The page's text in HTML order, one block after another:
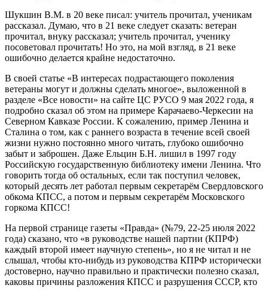
Шукшин В.М. в 20 веке писал: учитель прочитал, ученикам
рассказал. Думаю, что в 21 веке следует сказать: ветеран
прочитал, внуку рассказал; учитель прочитал, ученику
посоветовал прочитать! Но это, на мой взгляд, в 21 веке
ошибочно делается крайне недостаточно.
В своей статье «В интересах подрастающего поколения
ветераны могут и должны сделать многое», выложенной в
разделе «Все новости» на сайте ЦС РУСО 9 мая 2022 года, я
подробно сказал об этом на примере Карачаево-Черкесии на
Северном Кавказе России. К сожалению, пример Ленина и
Сталина о том, как с раннего возраста в течение всей своей
жизни нужно постоянно много читать, глубоко ошибочно
забыт и заброшен. Даже Ельцин Б.Н. лишил в 1997 году
Российскую государственную библиотеку имени Ленина. Что
говорить тогда об остальных, если так поступил человек,
который десять лет работал первым секретарём Свердловского
обкома КПСС, а потом и первым секретарём Московского
горкома КПСС!
На первой странице газеты «Правда» (№79, 22-25 июля 2022
года) сказано, что «в руководстве нашей партии (КПРФ)
каждый второй имеет научную степень», но я не читал и не
слышал, чтобы кто-нибудь из руководства КПРФ исторически
достоверно, научно правильно и практически полезно сказал,
каковы причины разложения КПСС и разрушения СССР, кто